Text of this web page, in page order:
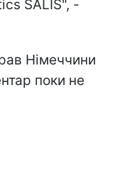
SALIS", -
Німеччини
поки не